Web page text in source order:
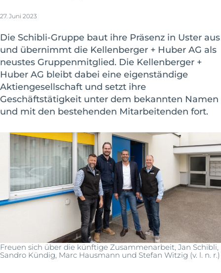
27. Juni 2023
Die Schibli-Gruppe baut ihre Präsenz in Uster aus
und übernimmt die Kellenberger + Huber AG als
neustes Gruppenmitglied. Die Kellenberger +
Huber AG bleibt dabei eine eigenständige
Aktiengesellschaft und setzt ihre
Geschäftstätigkeit unter dem bekannten Namen
und mit den bestehenden Mitarbeitenden fort.
Freuen sich über die künftige Zusammenarbeit, Jan Schibli,
Sandro Kündig, Marc Hausmann und Stefan Witzig (v. l. n. r.)